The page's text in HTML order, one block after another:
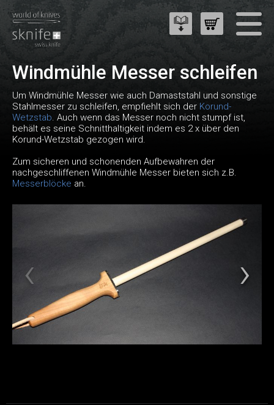
Windmühle Messer schleifen
Um Windmühle Messer wie auch Damaststahl und sonstige
Stahlmesser zu schleifen, empfiehlt sich der Korund-
Wetzstab. Auch wenn das Messer noch nicht stumpf ist,
behält es seine Schnitthaltigkeit indem es 2 x über den
Korund-Wetzstab gezogen wird.
Zum sicheren und schonenden Aufbewahren der
nachgeschliffenen Windmühle Messer bieten sich z.B.
Messerblöcke an.